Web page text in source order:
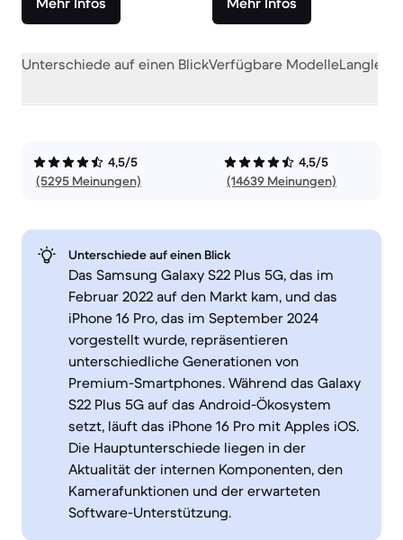
Unterschiede auf einen BlickVerfügbare Modelle
4,5/5
(5295 Meinungen)
4,5/5
(14639 Meinungen)
Unterschiede auf einen Blick
Das Samsung Galaxy S22 Plus 5G, das im
Februar 2022 auf den Markt kam, und das
iPhone 16 Pro, das im September 2024
vorgestellt wurde, repräsentieren
unterschiedliche Generationen von
Premium-Smartphones. Während das Galaxy
S22 Plus 5G auf das Android-Ökosystem
setzt, läuft das iPhone 16 Pro mit Apples iOS.
Die Hauptunterschiede liegen in der
Aktualität der internen Komponenten, den
Kamerafunktionen und der erwarteten
Software-Unterstützung.